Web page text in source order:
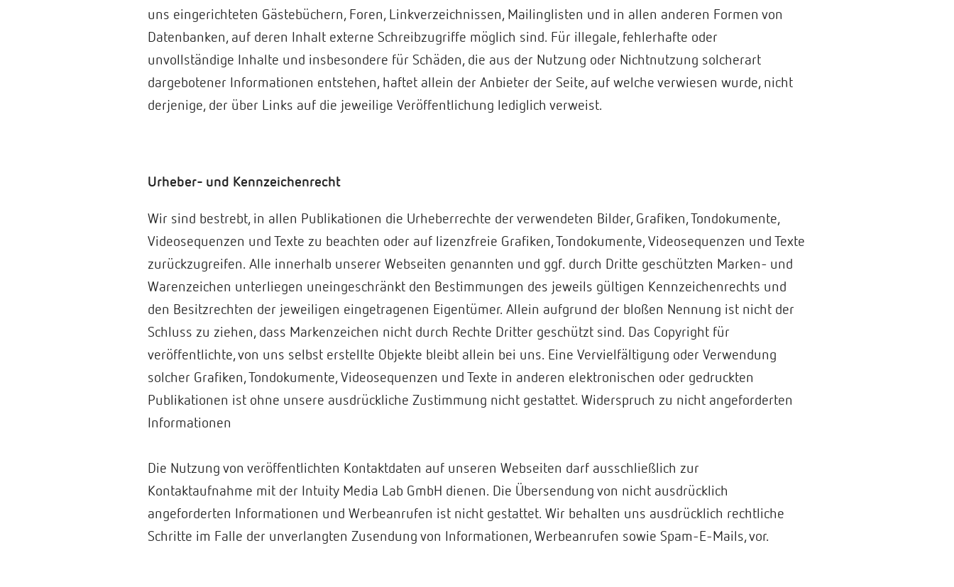
uns eingerichteten Gästebüchern, Foren, Linkverzeichnissen, Mailinglisten und in allen anderen Formen von
Datenbanken, auf deren Inhalt externe Schreibzugriffe möglich sind. Für illegale, fehlerhafte oder
unvollständige Inhalte und insbesondere für Schäden, die aus der Nutzung oder Nichtnutzung solcherart
dargebotener Informationen entstehen, haftet allein der Anbieter der Seite, auf welche verwiesen wurde, nicht
derjenige, der über Links auf die jeweilige Veröffentlichung lediglich verweist.
Urheber- und Kennzeichenrecht
Wir sind bestrebt, in allen Publikationen die Urheberrechte der verwendeten Bilder, Grafiken, Tondokumente,
Videosequenzen und Texte zu beachten oder auf lizenzfreie Grafiken, Tondokumente, Videosequenzen und Texte
zurückzugreifen. Alle innerhalb unserer Webseiten genannten und ggf. durch Dritte geschützten Marken- und
Warenzeichen unterliegen uneingeschränkt den Bestimmungen des jeweils gültigen Kennzeichenrechts und
den Besitzrechten der jeweiligen eingetragenen Eigentümer. Allein aufgrund der bloßen Nennung ist nicht der
Schluss zu ziehen, dass Markenzeichen nicht durch Rechte Dritter geschützt sind. Das Copyright für
veröffentlichte, von uns selbst erstellte Objekte bleibt allein bei uns. Eine Vervielfältigung oder Verwendung
solcher Grafiken, Tondokumente, Videosequenzen und Texte in anderen elektronischen oder gedruckten
Publikationen ist ohne unsere ausdrückliche Zustimmung nicht gestattet. Widerspruch zu nicht angeforderten
Informationen
Die Nutzung von veröffentlichten Kontaktdaten auf unseren Webseiten darf ausschließlich zur
Kontaktaufnahme mit der Intuity Media Lab GmbH dienen. Die Übersendung von nicht ausdrücklich
angeforderten Informationen und Werbeanrufen ist nicht gestattet. Wir behalten uns ausdrücklich rechtliche
Schritte im Falle der unverlangten Zusendung von Informationen, Werbeanrufen sowie Spam-E-Mails, vor.